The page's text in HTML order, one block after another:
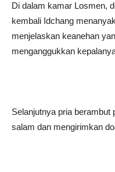
Di dalam kamar Losmen,
kembali Idchang
menjelaskan keanehan
menganggukkan
Selanjutnya pria berambut
salam dan mengirimkan